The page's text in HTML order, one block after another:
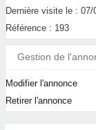
Dernière visite le : 07/
Référence : 193
Gestion de
Modifier l'annonce
Retirer l'annonce